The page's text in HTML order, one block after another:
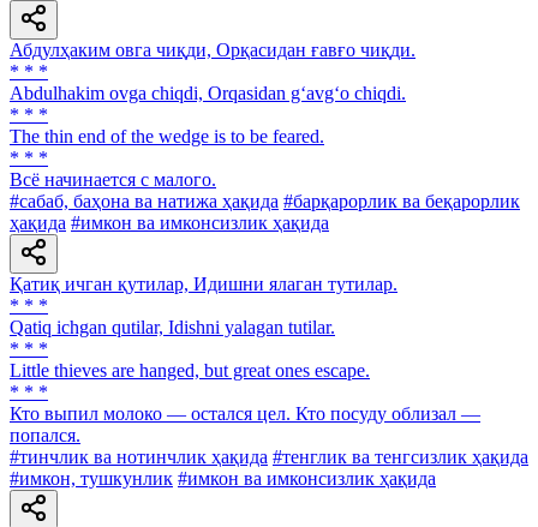
Абдулҳаким овга чиқди, Орқасидан ғавғо чиқди.
* * *
Abdulhakim ovga chiqdi, Orqasidan g‘avg‘o chiqdi.
* * *
The thin end of the wedge is to be feared.
* * *
Всё начинается с малого.
#сабаб, баҳона ва натижа ҳақида #барқарорлик ва беқарорлик
ҳақида #имкон ва имконсизлик ҳақида
Қатиқ ичган қутилар, Идишни ялаган тутилар.
* * *
Qatiq ichgan qutilar, Idishni yalagan tutilar.
* * *
Little thieves are hanged, but great ones escape.
* * *
Кто выпил молоко — остался цел. Кто посуду облизал —
попался.
#тинчлик ва нотинчлик ҳақида #тенглик ва тенгсизлик ҳақида
#имкон, тушкунлик #имкон ва имконсизлик ҳақида